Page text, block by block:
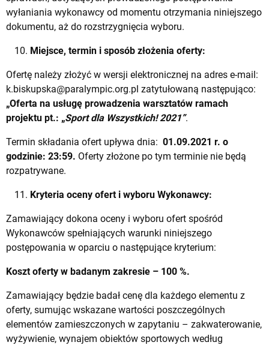
wyłaniania wykonawcy od momentu otrzymania niniejszego
dokumentu, aż do rozstrzygnięcia wyboru.
Miejsce, termin i sposób złożenia oferty:
Ofertę należy złożyć w wersji elektronicznej na adres e-mail:
k.biskupska@paralympic.org.pl zatytułowaną następująco:
„Oferta na usługę prowadzenia warsztatów ramach
projektu pt.: „Sport dla Wszystkich! 2021”.
Termin składania ofert upływa dnia: 01.09.2021 r. o
godzinie: 23:59. Oferty złożone po tym terminie nie będą
rozpatrywane.
Kryteria oceny ofert i wyboru Wykonawcy:
Zamawiający dokona oceny i wyboru ofert spośród
Wykonawców spełniających warunki niniejszego
postępowania w oparciu o następujące kryterium:
Koszt oferty w badanym zakresie – 100 %.
Zamawiający będzie badał cenę dla każdego elementu z
oferty, sumując wskazane wartości poszczególnych
elementów zamieszczonych w zapytaniu – zakwaterowanie,
wyżywienie, wynajem obiektów sportowych według